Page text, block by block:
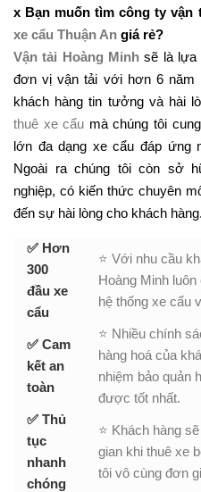
x Bạn muốn tìm công ty vận
xe cẩu Thuận An giá rẻ?
Vận tải Hoàng Minh sẽ là lựa
đơn vị vận tải với hơn 6 năm
khách hàng tin tưởng và hài
thuê xe cẩu mà chúng tôi
lớn đa dạng xe cẩu đáp ứng
Ngoài ra chúng tôi còn sở
nghiệp, có kiến thức chuyên
đến sự hài lòng cho khách hàng.
✅ Hơn
300
đầu xe
cẩu
⭐ Với nhu cầu
Hoàng Minh
hệ thống xe cẩu
✅ Cam
kết an
toàn
⭐ Nhiều chính
hàng hoá của
nhiệm bảo quản
được tốt nhất.
✅ Thủ
tục
nhanh
chóng
⭐ Khách hàng
gian khi thuê xe
tôi vô cùng đơn